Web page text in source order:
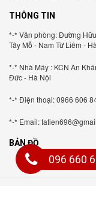
THÔNG TIN
*-* Văn phòng: Đường
Tây Mỗ - Nam Từ Liêm -
*-* Nhà Máy : KCN An
Đức - Hà Nội
*-* Điện thoại: 0966 606
*-* Email:
BẢN ĐỒ
096 660